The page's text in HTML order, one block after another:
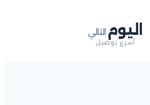
اليوم التالي
أسرع توصيل